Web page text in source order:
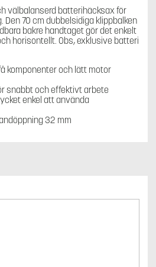
välbalanserd batterihäcksax för
Den 70 cm dubbelsidiga klippbalken
bakre handtaget gör det enkelt
horisontellt. Obs, exklusive batteri
komponenter och lätt motor
snabbt och effektivt arbete
enkel att använda
32 mm